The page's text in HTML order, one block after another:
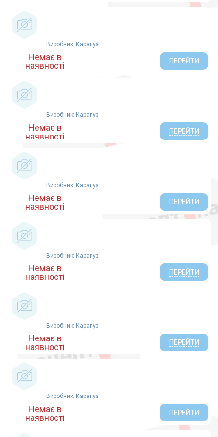
Виробник: Карапуз
Немає в
наявності
ПЕРЕЙТИ
Виробник: Карапуз
Немає в
наявності
ПЕРЕЙТИ
Виробник: Карапуз
Немає в
наявності
ПЕРЕЙТИ
Виробник: Карапуз
Немає в
наявності
ПЕРЕЙТИ
Виробник: Карапуз
Немає в
наявності
ПЕРЕЙТИ
Виробник: Карапуз
Немає в
наявності
ПЕРЕЙТИ